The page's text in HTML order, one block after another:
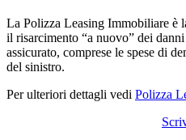
La Polizza Leasing Immobiliare è
il risarcimento “a nuovo” dei
assicurato, comprese le spese di
del sinistro.
Per ulteriori dettagli vedi Polizza